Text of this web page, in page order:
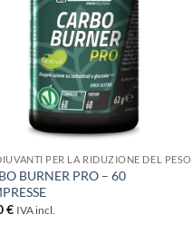
PER LA RIDUZIONE DEL PESO
BURNER PRO – 60
€ IVA incl.